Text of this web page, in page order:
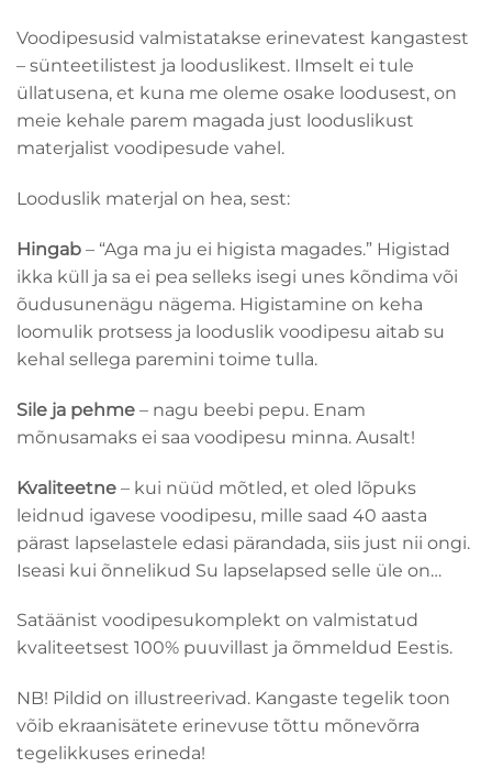
Voodipesusid valmistatakse erinevatest kangastest
– sünteetilistest ja looduslikest. Ilmselt ei tule
üllatusena, et kuna me oleme osake loodusest, on
meie kehale parem magada just looduslikust
materjalist voodipesude vahel.
Looduslik materjal on hea, sest:
Hingab – “Aga ma ju ei higista magades.” Higistad
ikka küll ja sa ei pea selleks isegi unes kõndima või
õudusunenägu nägema. Higistamine on keha
loomulik protsess ja looduslik voodipesu aitab su
kehal sellega paremini toime tulla.
Sile ja pehme – nagu beebi pepu. Enam
mõnusamaks ei saa voodipesu minna. Ausalt!
Kvaliteetne – kui nüüd mõtled, et oled lõpuks
leidnud igavese voodipesu, mille saad 40 aasta
pärast lapselastele edasi pärandada, siis just nii ongi.
Iseasi kui õnnelikud Su lapselapsed selle üle on…
Satäänist voodipesukomplekt on valmistatud
kvaliteetsest 100% puuvillast ja õmmeldud Eestis.
NB! Pildid on illustreerivad. Kangaste tegelik toon
võib ekraanisätete erinevuse tõttu mõnevõrra
tegelikkuses erineda!